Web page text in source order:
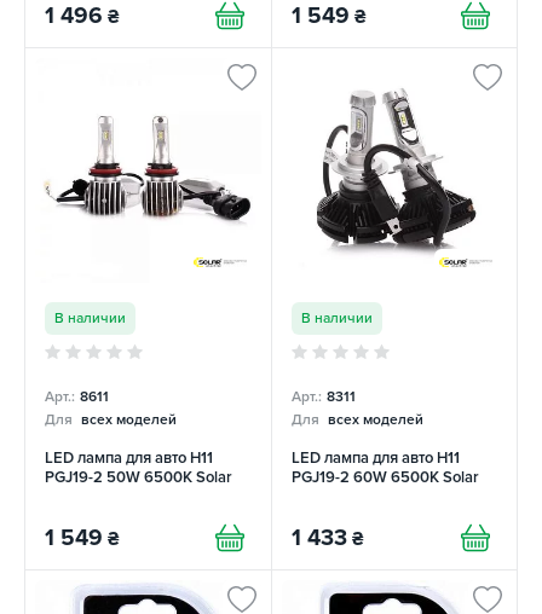
1 496 ₴ 1 549 ₴
В наличии
Арт.: 8611
Для всех моделей
LED лампа для авто H11
PGJ19-2 50W 6500K Solar
1 549 ₴
В наличии
Арт.: 8311
Для всех моделей
LED лампа для авто H11
PGJ19-2 60W 6500K Solar
1 433 ₴